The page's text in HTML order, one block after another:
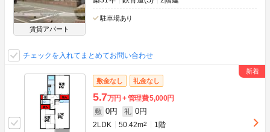
賃貸アパート
駐車場あり
チェックを入れてまとめてお問い合わせ
敷金なし 礼金なし
5.7万円 管理費5,000円
敷 0円 礼 0円
2LDK 50.42m2 1階